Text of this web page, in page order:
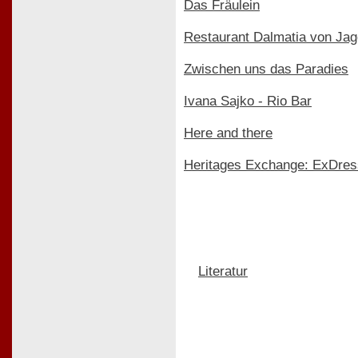
Das Fräulein
Restaurant Dalmatia von
Zwischen uns das Paradies
Ivana Sajko - Rio Bar
Here and there
Heritages Exchange:
Literatur